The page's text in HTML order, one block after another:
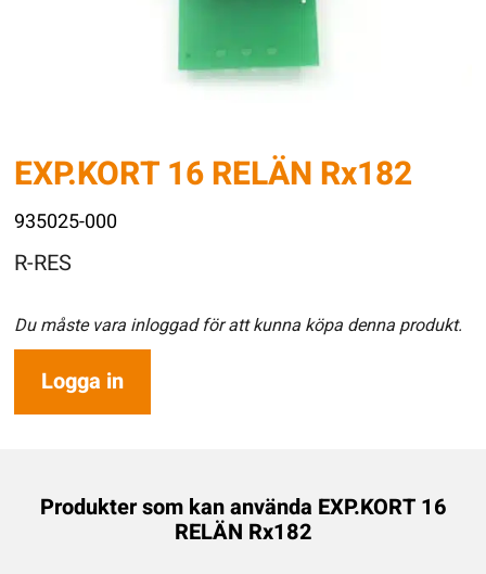
EXP.KORT 16 RELÄN Rx182
935025-000
R-RES
Du måste vara inloggad för att kunna köpa denna produkt.
Logga in
Produkter som kan använda EXP.KORT 16
RELÄN Rx182